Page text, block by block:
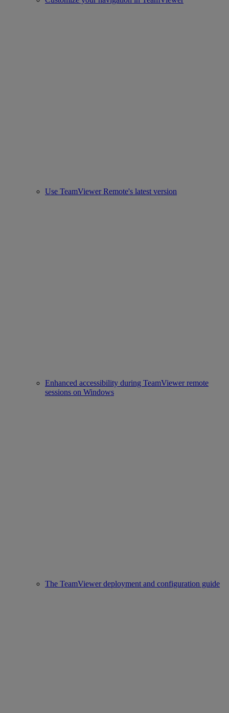
Use TeamViewer Remote's latest version
Enhanced accessibility during TeamViewer remote
sessions on Windows
The TeamViewer deployment and configuration guide